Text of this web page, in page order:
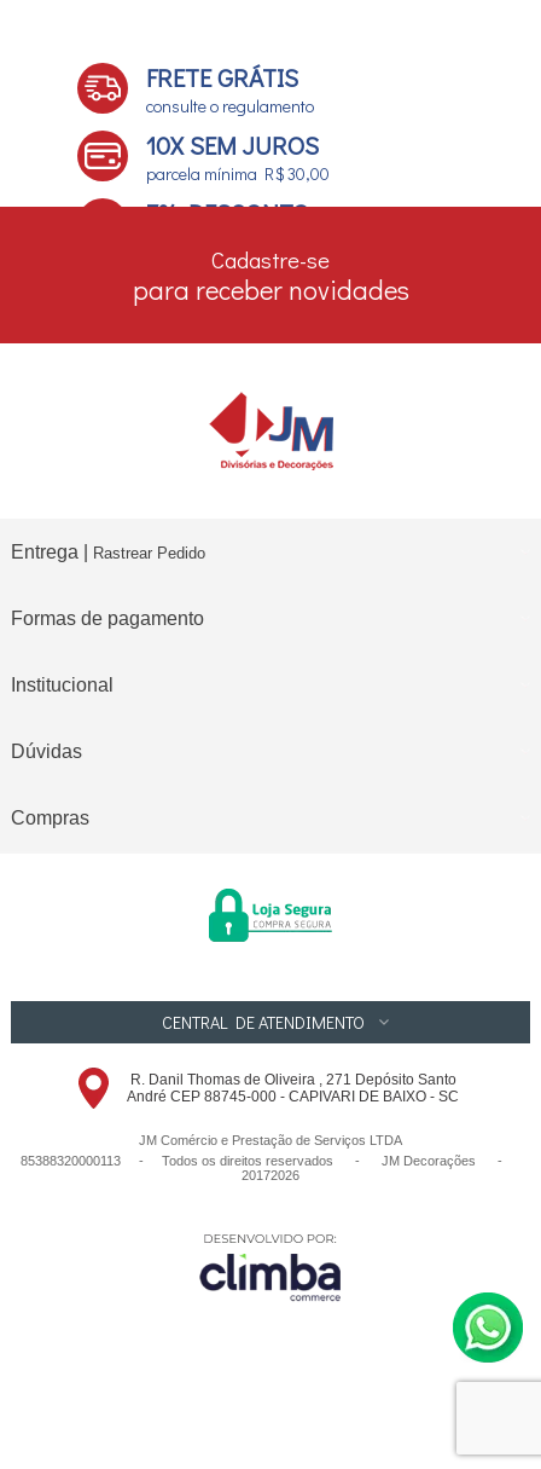
FRETE GRÁTIS
consulte o regulamento
10X SEM JUROS
parcela mínima R$ 30,00
7% DESCONTO
Cadastre-se
para receber novidades
Entrega | Rastrear Pedido
Formas de pagamento
Institucional
Dúvidas
Compras
CENTRAL DE ATENDIMENTO
R. Danil Thomas de Oliveira , 271 Depósito Santo
André CEP 88745-000 - CAPIVARI DE BAIXO - SC
JM Comércio e Prestação de Serviços LTDA
85388320000113 - Todos os direitos reservados
- JM Decorações
-
20172026